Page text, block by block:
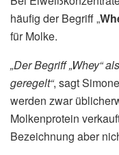
häufig der Begriff „
für Molke.
„Der Begriff „Whey“
geregelt“, sagt
werden zwar
Molkenprotein
Bezeichnung aber